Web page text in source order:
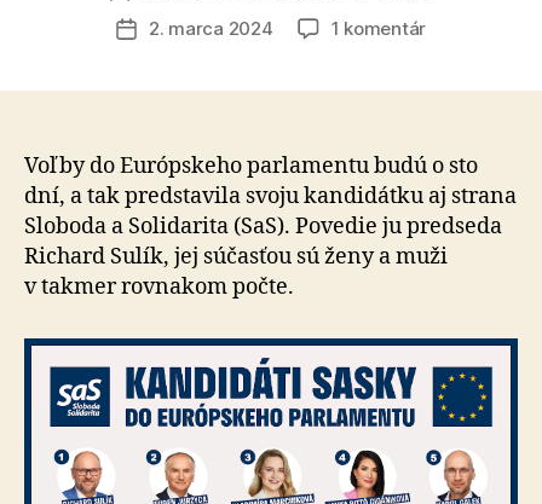
článku
Dátum
2. marca 2024 1 komentárna
predstavuje
kandidátku
do
eurovolieb
Voľby do Európskeho parlamentu budú o sto
dní, a tak pred­sta­vila svoju kan­di­dát­ku aj strana
Sloboda a So­li­da­ri­ta (SaS). Povedie ju predseda
Richard Sulík, jej súčasťou sú ženy a muži
v takmer rovnakom počte.